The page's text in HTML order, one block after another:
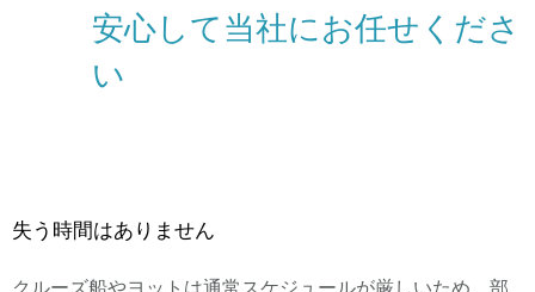
安心して当社にお任せくださ
い
失う時間はありません
クルーズ船やヨットは通常スケジュールが厳しいため、部